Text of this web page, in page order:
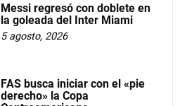
Messi regresó con doblete en
la goleada del Inter Miami
5 agosto, 2026
FAS busca iniciar con el «pie
derecho» la Copa